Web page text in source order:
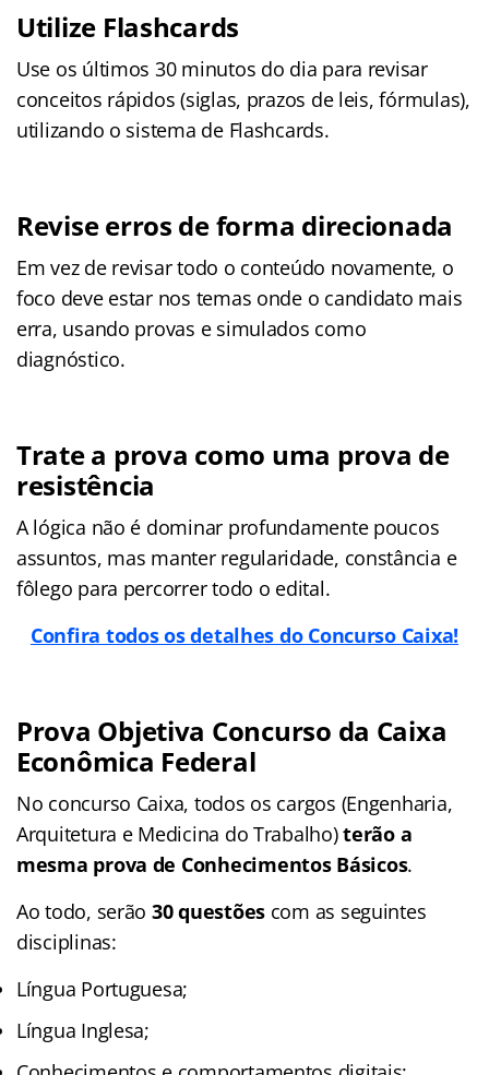
Utilize Flashcards
Use os últimos 30 minutos do dia para revisar
conceitos rápidos (siglas, prazos de leis, fórmulas),
utilizando o sistema de Flashcards.
Revise erros de forma direcionada
Em vez de revisar todo o conteúdo novamente, o
foco deve estar nos temas onde o candidato mais
erra, usando provas e simulados como
diagnóstico.
Trate a prova como uma prova de
resistência
A lógica não é dominar profundamente poucos
assuntos, mas manter regularidade, constância e
fôlego para percorrer todo o edital.
Confira todos os detalhes do Concurso Caixa!
Prova Objetiva Concurso da Caixa
Econômica Federal
No concurso Caixa, todos os cargos (Engenharia,
Arquitetura e Medicina do Trabalho)terão a
mesma prova de Conhecimentos Básicos.
Ao todo, serão 30 questõescom as seguintes
disciplinas:
Língua Portuguesa;
Língua Inglesa;